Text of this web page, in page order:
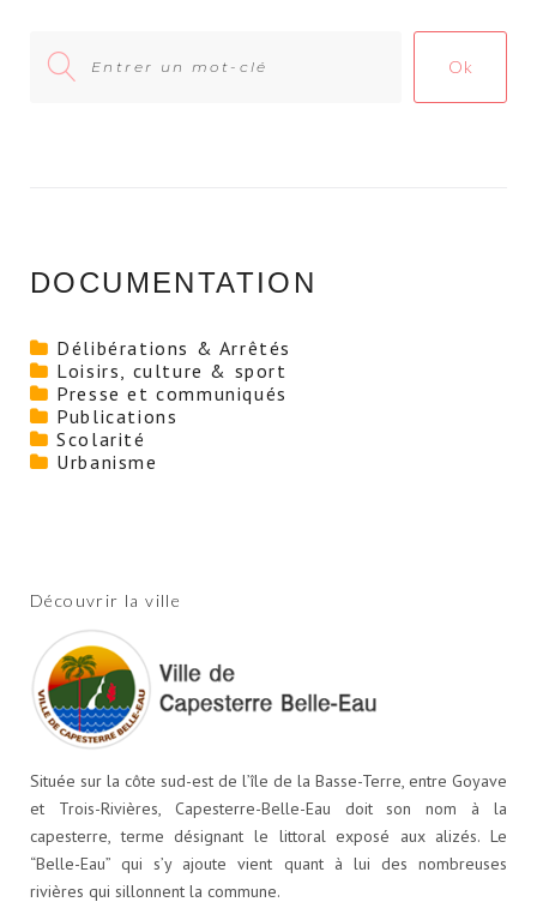
for:
Ok
DOCUMENTATION
Délibérations & Arrêtés
Loisirs, culture & sport
Presse et communiqués
Publications
Scolarité
Urbanisme
Découvrir la ville
Située sur la côte sud-est de l’île de la Basse-Terre, entre Goyave
et Trois-Rivières, Capesterre-Belle-Eau doit son nom à la
capesterre, terme désignant le littoral exposé aux alizés. Le
“Belle-Eau” qui s’y ajoute vient quant à lui des nombreuses
rivières qui sillonnent la commune.